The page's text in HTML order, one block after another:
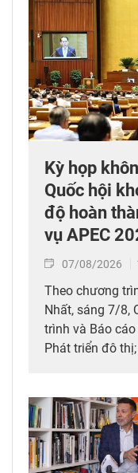
Kỳ họp
Quốc hội
độ hoàn
vụ APEC
07/08/2026
Theo chương
Nhất, sáng 7/8,
trình và Báo
Phát triển đô
nghiệp và môi
một số điều của
Luật Viễn
Chuyển giao